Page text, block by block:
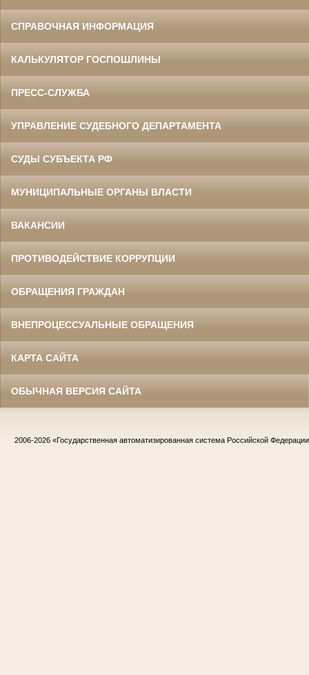
СПРАВОЧНАЯ ИНФОРМАЦИЯ
КАЛЬКУЛЯТОР ГОСПОШЛИНЫ
ПРЕСС-СЛУЖБА
УПРАВЛЕНИЕ СУДЕБНОГО ДЕПАРТАМЕНТА
СУДЫ СУБЪЕКТА РФ
МУНИЦИПАЛЬНЫЕ ОРГАНЫ ВЛАСТИ
ВАКАНСИИ
ПРОТИВОДЕЙСТВИЕ КОРРУПЦИИ
ОБРАЩЕНИЯ ГРАЖДАН
ВНЕПРОЦЕССУАЛЬНЫЕ ОБРАЩЕНИЯ
КАРТА САЙТА
ОБЫЧНАЯ ВЕРСИЯ САЙТА
2006-2026 «Государственная автоматизированная система Российской